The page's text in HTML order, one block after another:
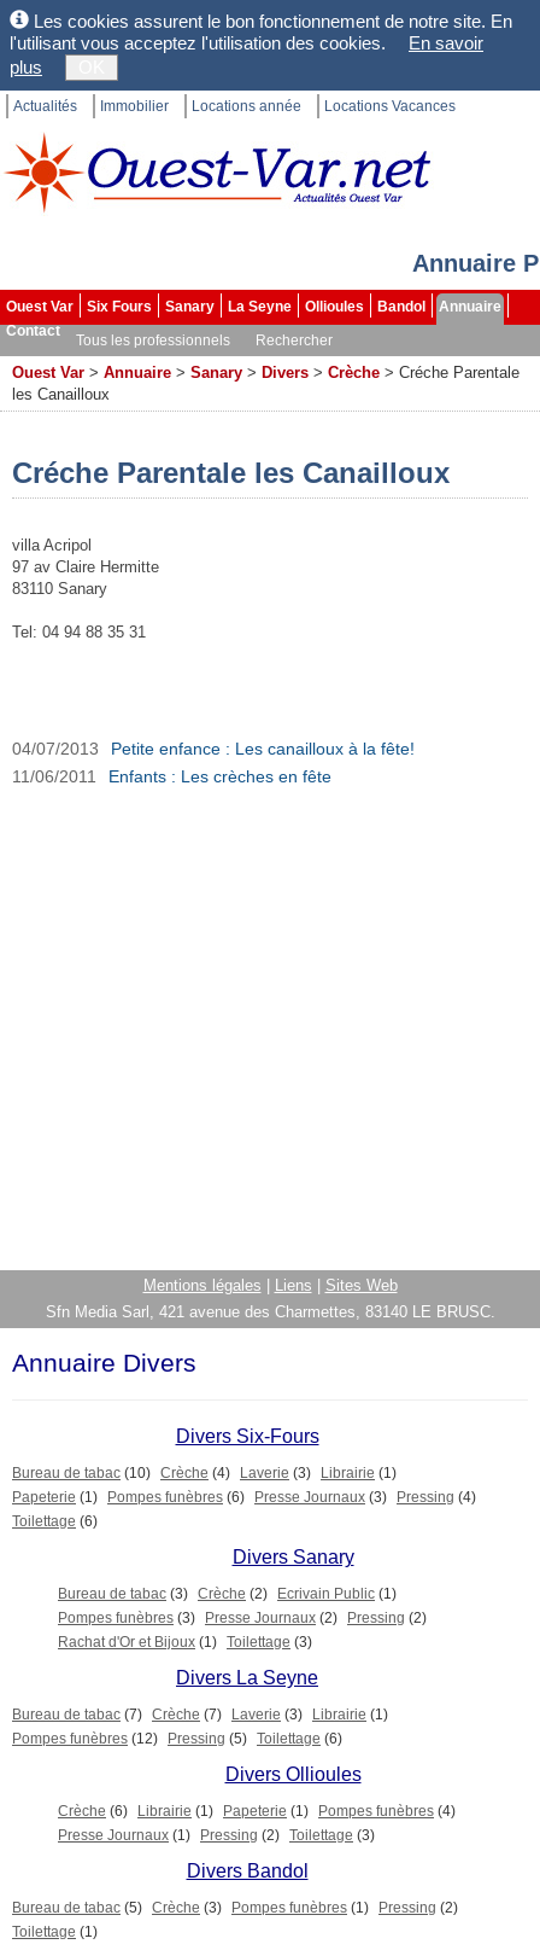
Les cookies assurent le bon fonctionnement de notre site. En
l'utilisant vous acceptez l'utilisation des cookies.
En savoir
plus
Actualités Immobilier Locations année Locations Vacances
Annuaire
Ouest Var Six Fours Sanary La Seyne Ollioules Bandol
Annuaire
Contact
Tous les professionnels Rechercher
Ouest Var > Annuaire > Sanary > Divers > Crèche > Créche Parentale
les Canailloux
Créche Parentale les Canailloux
villa Acripol
97 av Claire Hermitte
83110 Sanary
Tel: 04 94 88 35 31
04/07/2013
Petite enfance : Les canailloux à la fête!
11/06/2011
Enfants : Les crèches en fête
Mentions légales Liens
Sites Web
Sfn Media Sarl, 421 avenue des Charmettes, 83140 LE BRUSC.
Annuaire Divers
Divers Six-Fours
Bureau de tabac (10) Crèche (4) Laverie (3) Librairie (1)
Papeterie (1) Pompes funèbres (6) Presse Journaux (3) Pressing (4)
Toilettage (6)
Divers Sanary
Bureau de tabac (3) Crèche (2) Ecrivain Public (1)
Pompes funèbres (3) Presse Journaux (2) Pressing (2)
Rachat d'Or et Bijoux (1) Toilettage (3)
Divers La Seyne
Bureau de tabac (7) Crèche (7) Laverie (3) Librairie (1)
Pompes funèbres (12) Pressing (5) Toilettage (6)
Divers Ollioules
Crèche (6) Librairie (1) Papeterie (1) Pompes funèbres (4)
Presse Journaux (1) Pressing (2) Toilettage (3)
Divers Bandol
Bureau de tabac (5) Crèche (3) Pompes funèbres (1) Pressing (2)
Toilettage (1)